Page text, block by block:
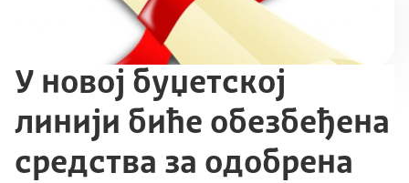
У новој буџетској
линији биће обезбеђена
средства за одобрена